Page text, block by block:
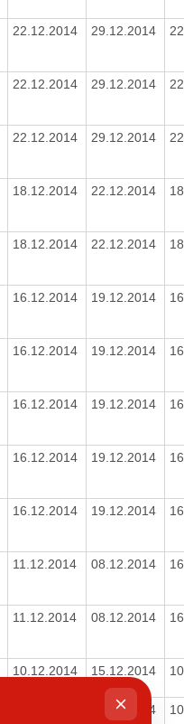
22.12.2014 29.12.2014
22.12.2014 29.12.2014
22.12.2014 29.12.2014
18.12.2014 22.12.2014
18.12.2014 22.12.2014
16.12.2014 19.12.2014
16.12.2014 19.12.2014
16.12.2014 19.12.2014
16.12.2014 19.12.2014
16.12.2014 19.12.2014
11.12.2014 08.12.2014
11.12.2014 08.12.2014
10.12.2014 15.12.2014
15.12.2014